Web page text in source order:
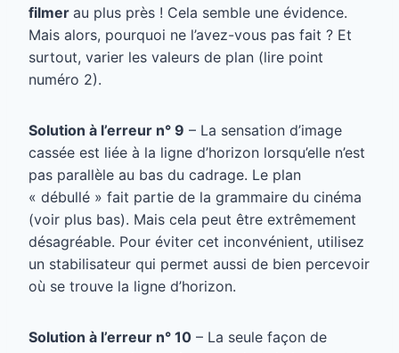
filmer au plus près ! Cela semble une évidence.
Mais alors, pourquoi ne l’avez-vous pas fait ? Et
surtout, varier les valeurs de plan (lire point
numéro 2).
Solution à l’erreur n° 9 – La sensation d’image
cassée est liée à la ligne d’horizon lorsqu’elle n’est
pas parallèle au bas du cadrage. Le plan
« débullé » fait partie de la grammaire du cinéma
(voir plus bas). Mais cela peut être extrêmement
désagréable. Pour éviter cet inconvénient, utilisez
un stabilisateur qui permet aussi de bien percevoir
où se trouve la ligne d’horizon.
Solution à l’erreur n° 10 – La seule façon de